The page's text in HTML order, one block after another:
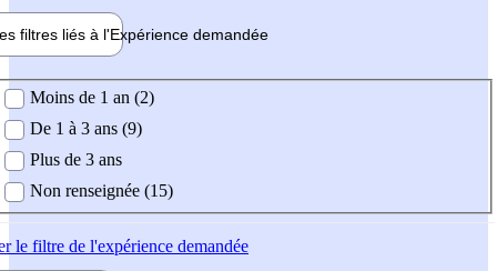
filtres liés à l'Expérience demandée
demandée
Moins de 1 an (2)
De 1 à 3 ans (9)
Plus de 3 ans
Non renseignée (15)
le filtre de l'expérience demandée